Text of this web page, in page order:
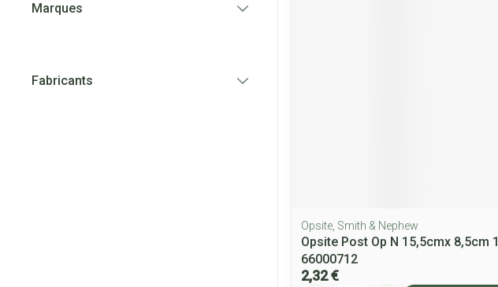
Marques
Fabricants
Opsite, Smith & Nephew
Opsite Post Op N 15,5cmx 8,5cm 1
66000712
2,32 €